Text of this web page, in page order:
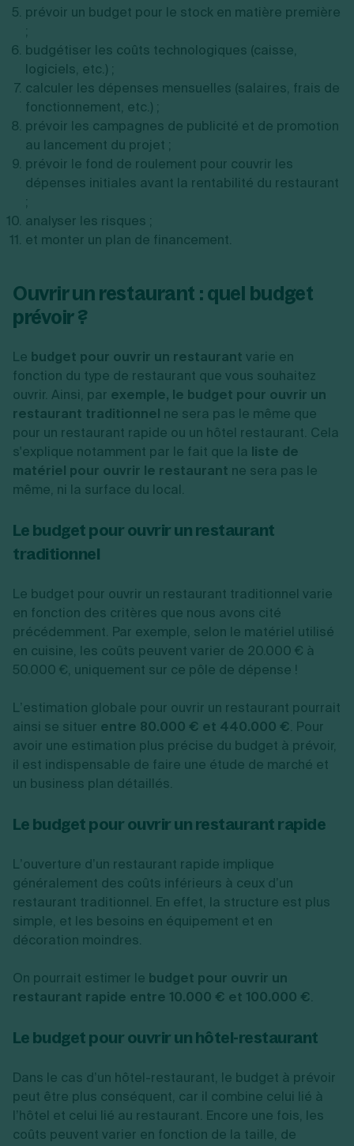
prévoir un budget pour le stock en matière première
;
budgétiser les coûts technologiques (caisse,
logiciels, etc.) ;
calculer les dépenses mensuelles (salaires, frais de
fonctionnement, etc.) ;
prévoir les campagnes de publicité et de promotion
au lancement du projet ;
prévoir le fond de roulement pour couvrir les
dépenses initiales avant la rentabilité du restaurant
;
analyser les risques ;
et monter un plan de financement.
Ouvrir un restaurant : quel budget
prévoir ?
Le budget pour ouvrir un restaurant varie en
fonction du type de restaurant que vous souhaitez
ouvrir. Ainsi, par exemple, le budget pour ouvrir un
restaurant traditionnel ne sera pas le même que
pour un restaurant rapide ou un hôtel restaurant. Cela
s'explique notamment par le fait que la liste de
matériel pour ouvrir le restaurant ne sera pas le
même, ni la surface du local.
Le budget pour ouvrir un restaurant
traditionnel
Le budget pour ouvrir un restaurant traditionnel varie
en fonction des critères que nous avons cité
précédemment. Par exemple, selon le matériel utilisé
en cuisine, les coûts peuvent varier de 20.000 € à
50.000 €, uniquement sur ce pôle de dépense !
L’estimation globale pour ouvrir un restaurant pourrait
ainsi se situer entre 80.000 € et 440.000 €. Pour
avoir une estimation plus précise du budget à prévoir,
il est indispensable de faire une étude de marché et
un business plan détaillés.
Le budget pour ouvrir un restaurant rapide
L’ouverture d’un restaurant rapide implique
généralement des coûts inférieurs à ceux d’un
restaurant traditionnel. En effet, la structure est plus
simple, et les besoins en équipement et en
décoration moindres.
On pourrait estimer le budget pour ouvrir un
restaurant rapide entre 10.000 € et 100.000 €.
Le budget pour ouvrir un hôtel-restaurant
Dans le cas d’un hôtel-restaurant, le budget à prévoir
peut être plus conséquent, car il combine celui lié à
l’hôtel et celui lié au restaurant. Encore une fois, les
coûts peuvent varier en fonction de la taille, de